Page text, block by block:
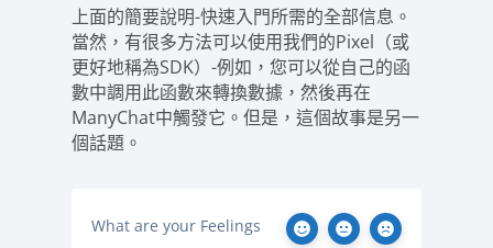
上面的簡要說明-快速入門所需的全部信息。
當然，有很多方法可以使用我們的Pixel（或
更好地稱為SDK）-例如，您可以從自己的函
數中調用此函數來轉換數據，然後再在
ManyChat中觸發它。但是，這個故事是另一
個話題。
What are your Feelings